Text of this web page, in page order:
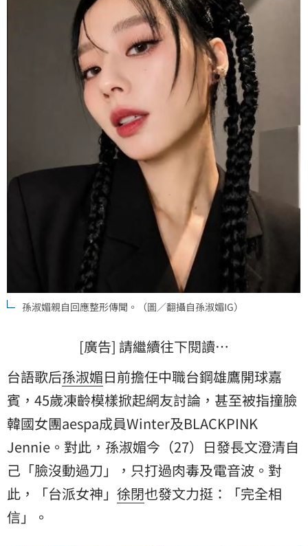
孫淑媚親自回應整形傳聞。（圖／翻攝自孫淑媚IG）
[廣告] 請繼續往下閱讀…
台語歌后孫淑媚日前擔任中職台鋼雄鷹開球嘉
賓，45歲凍齡模樣掀起網友討論，甚至被指撞臉
韓國女團aespa成員Winter及BLACKPINK
Jennie。對此，孫淑媚今（27）日發長文澄清自
己「臉沒動過刀」，只打過肉毒及電音波。對
此，「台派女神」 徐閉也發文力挺：「完全相
信」。